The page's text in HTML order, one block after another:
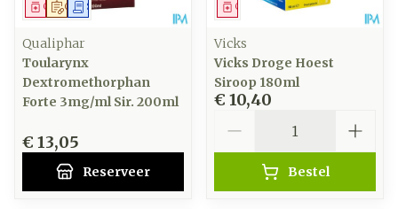
Op voorschrift
GeneesmiddelSchriftelijke aanvraag
Qualiphar
Toularynx
Dextromethorphan
Forte 3mg/ml Sir. 200ml
€ 13,05
Reserveer
Geneesmiddel
Vicks
Vicks Droge Hoest
Siroop 180ml
€ 10,40
Bestel